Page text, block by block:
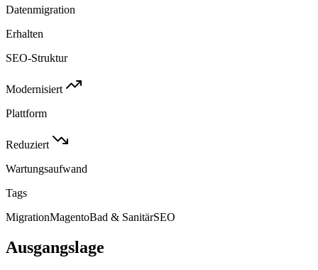
Datenmigration
Erhalten
SEO-Struktur
Modernisiert
Plattform
Reduziert
Wartungsaufwand
Tags
MigrationMagentoBad & SanitärSEO
Ausgangslage